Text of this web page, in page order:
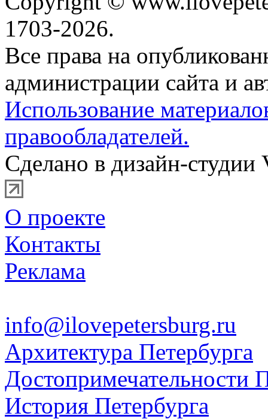
1703-2026.
Все права на
администрации сайта и
Использование
правообладателей.
Сделано в дизайн-студии
О проекте
Контакты
Реклама
info@ilovepetersburg.ru
Архитектура Петербурга
Достопримечательности
История Петербурга